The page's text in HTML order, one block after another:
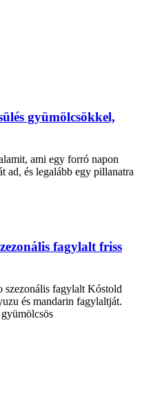
gyümölcsökkel,
ami egy forró napon
ad, és legalább egy pillanatra
fagylalt friss
szezonális fagylalt Kóstold
és mandarin fagylaltját.